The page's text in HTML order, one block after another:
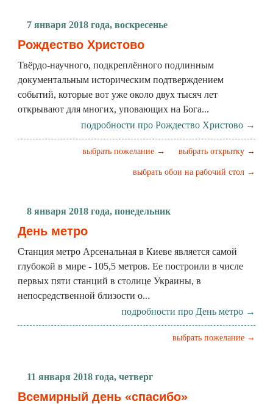
7 января 2018 года, воскресенье
Рождество Христово
Твёрдо-научного, подкреплённого подлинным
документальным историческим подтверждением
событий, которые вот уже около двух тысяч лет
открывают для многих, уповающих на Бога...
подробности про Рождество Христово →
выбрать открытку →
выбрать пожелание →
выбрать обои на рабочий стол →
8 января 2018 года, понедельник
День метро
Станция метро Арсенальная в Киеве является самой
глубокой в мире - 105,5 метров. Ее построили в числе
первых пяти станций в столице Украины, в
непосредственной близости о...
подробности про День метро →
выбрать пожелание →
11 января 2018 года, четверг
Всемирный день «спасибо»